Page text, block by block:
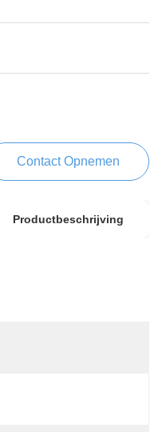
Contact Opnemen
Productbeschrijving